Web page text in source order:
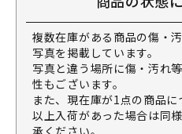
複数在庫がある商品の傷・
写真を掲載しています。
写真と違う場所に傷・汚れ
性もございます。
また、現在庫が1点の商品
以上入荷があった場合は同
承ください。